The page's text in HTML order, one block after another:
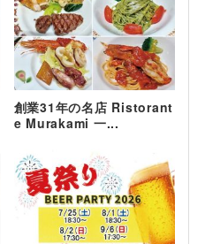
創業31年の名店 Ristorant
e Murakami 一...